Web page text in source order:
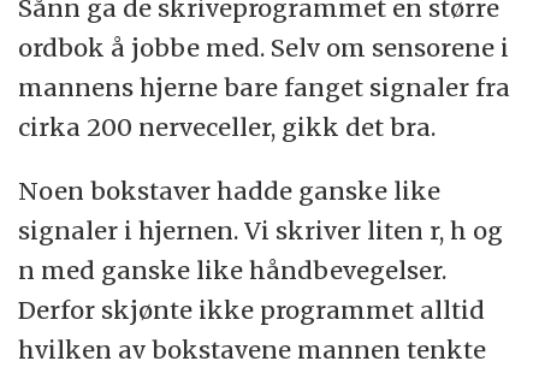
Sånn ga de skriveprogrammet en større
ordbok å jobbe med. Selv om sensorene i
mannens hjerne bare fanget signaler fra
cirka 200 nerveceller, gikk det bra.
Noen bokstaver hadde ganske like
signaler i hjernen. Vi skriver liten r, h og
n med ganske like håndbevegelser.
Derfor skjønte ikke programmet alltid
hvilken av bokstavene mannen tenkte